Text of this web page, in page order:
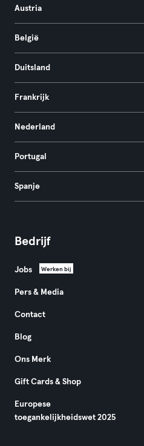
Austria
België
Duitsland
Frankrijk
Nederland
Portugal
Spanje
Bedrijf
Jobs Werken bij
Pers & Media
Contact
Blog
Ons Merk
Gift Cards & Shop
Europese
toegankelijkheidswet 2025